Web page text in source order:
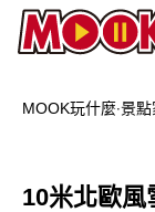
MOOK玩什麼‧景點
10米北歐風